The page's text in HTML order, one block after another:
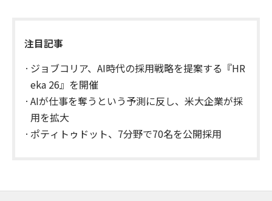
注目記事
ジョブコリア、AI時代の採用戦略を提案する『HR
eka 26』を開催
AIが仕事を奪うという予測に反し、米大企業が採
用を拡大
ポティトゥドット、7分野で70名を公開採用